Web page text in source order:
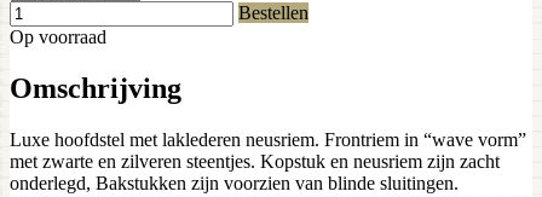
Bestellen
Op voorraad
Omschrijving
Luxe hoofdstel met laklederen neusriem. Frontriem in “wave vorm”
met zwarte en zilveren steentjes. Kopstuk en neusriem zijn zacht
onderlegd, Bakstukken zijn voorzien van blinde sluitingen.